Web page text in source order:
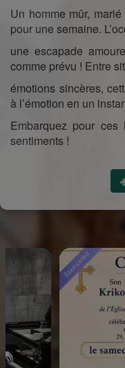
Un homme mûr,
pour une semaine.
une escapade
comme prévu ! Entre
émotions sincères,
à l’émotion en un
Embarquez pour
sentiments !
Sponsored